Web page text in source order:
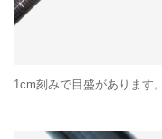
1cm刻みで目盛があります。